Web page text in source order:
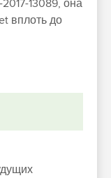
13089, она
вплоть до